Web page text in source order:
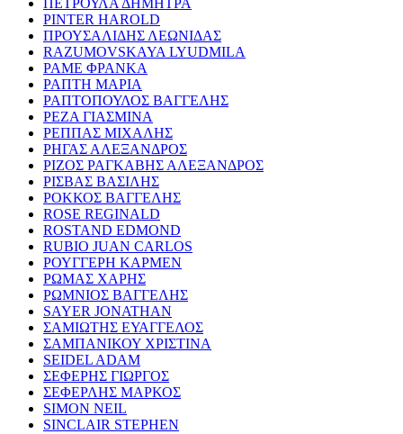
PINTER HAROLD
ΠΡΟΥΣΑΛΙΔΗΣ ΛΕΩΝΙΔΑΣ
RAZUMOVSKAYA LYUDMILA
ΡΑΜΕ ΦΡΑΝΚΑ
ΡΑΠΤΗ ΜΑΡΙΑ
ΡΑΠΤΟΠΟΥΛΟΣ ΒΑΓΓΕΛΗΣ
ΡΕΖΑ ΓΙΑΣΜΙΝΑ
ΡΕΠΠΑΣ ΜΙΧΑΛΗΣ
ΡΗΓΑΣ ΑΛΕΞΑΝΔΡΟΣ
ΡΙΖΟΣ ΡΑΓΚΑΒΗΣ ΑΛΕΞΑΝΔΡΟΣ
ΡΙΣΒΑΣ ΒΑΣΙΛΗΣ
ΡΟΚΚΟΣ ΒΑΓΓΕΛΗΣ
ROSE REGINALD
ROSTAND EDMOND
RUBIO JUAN CARLOS
ΡΟΥΓΓΕΡΗ ΚΑΡΜΕΝ
ΡΩΜΑΣ ΧΑΡΗΣ
ΡΩΜΝΙΟΣ ΒΑΓΓΕΛΗΣ
SAYER JONATHAN
ΣΑΜΙΩΤΗΣ ΕΥΑΓΓΕΛΟΣ
ΣΑΜΠΑΝΙΚΟΥ ΧΡΙΣΤΙΝΑ
SEIDEL ADAM
ΣΕΦΕΡΗΣ ΓΙΩΡΓΟΣ
ΣΕΦΕΡΛΗΣ ΜΑΡΚΟΣ
SIMON NEIL
SINCLAIR STEPHEN